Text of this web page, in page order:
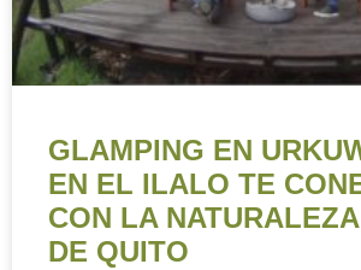
GLAMPING EN
EN EL ILALO TE
CON LA
DE QUITO